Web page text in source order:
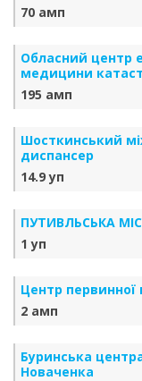
70 амп
Обласний центр
медицини
195 амп
Шосткинський
диспансер
14.9 уп
ПУТИВЛЬСЬКА
1 уп
Центр
2 амп
Буринська
Новаченка